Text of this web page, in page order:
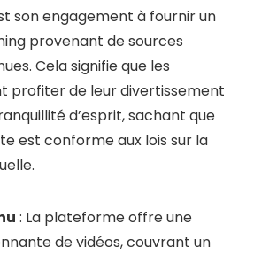
son engagement à fournir un
provenant de sources
Cela signifie que les
profiter de leur divertissement
d’esprit, sachant que
est conforme aux lois sur la
: La plateforme offre une
de vidéos, couvrant un